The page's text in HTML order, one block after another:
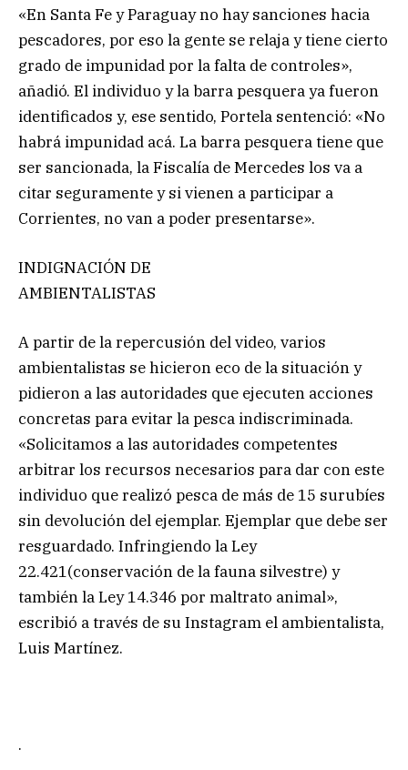
«En Santa Fe y Paraguay no hay sanciones hacia
pescadores, por eso la gente se relaja y tiene cierto
grado de impunidad por la falta de controles»,
añadió. El individuo y la barra pesquera ya fueron
identificados y, ese sentido, Portela sentenció: «No
habrá impunidad acá. La barra pesquera tiene que
ser sancionada, la Fiscalía de Mercedes los va a
citar seguramente y si vienen a participar a
Corrientes, no van a poder presentarse».
INDIGNACIÓN DE
AMBIENTALISTAS
A partir de la repercusión del video, varios
ambientalistas se hicieron eco de la situación y
pidieron a las autoridades que ejecuten acciones
concretas para evitar la pesca indiscriminada.
«Solicitamos a las autoridades competentes
arbitrar los recursos necesarios para dar con este
individuo que realizó pesca de más de 15 surubíes
sin devolución del ejemplar. Ejemplar que debe ser
resguardado. Infringiendo la Ley
22.421(conservación de la fauna silvestre) y
también la Ley 14.346 por maltrato animal»,
escribió a través de su Instagram el ambientalista,
Luis Martínez.
.